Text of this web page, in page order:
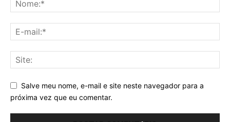
Salve meu nome, e-mail e site neste navegador para a
próxima vez que eu comentar.